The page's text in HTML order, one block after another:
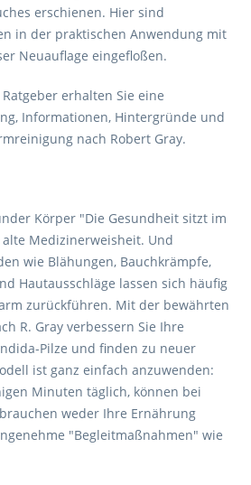
erschienen. Hier sind
in der praktischen Anwendung mit
Neuauflage eingefloßen.
erhalten Sie eine
Informationen, Hintergründe und
nach Robert Gray.
Körper "Die Gesundheit sitzt im
Medizinerweisheit. Und
wie Blähungen, Bauchkrämpfe,
Hautausschläge lassen sich häufig
zurückführen. Mit der bewährten
R. Gray verbessern Sie Ihre
Pilze und finden zu neuer
ist ganz einfach anzuwenden:
Minuten täglich, können bei
weder Ihre Ernährung
"Begleitmaßnahmen" wie